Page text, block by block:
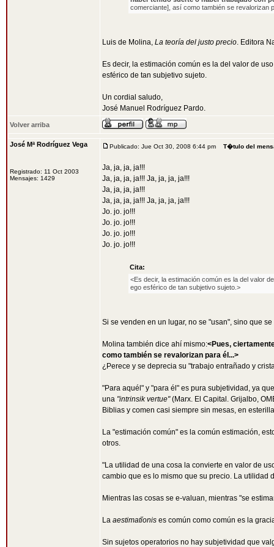
comerciante], así como también se revalorizan
Luis de Molina, La teoría del justo precio. Editora
Es decir, la estimación común es la del valor de
esférico de tan subjetivo sujeto.
Un cordial saludo,
José Manuel Rodríguez Pardo.
Volver arriba
José Mª Rodríguez Vega
Registrado: 11 Oct 2003
Mensajes: 1429
Publicado: Jue Oct 30, 2008 6:44 pm T�tulo del
Ja, ja, ja, ja!!!
Ja, ja, ja, ja!!! Ja, ja, ja, ja!!!
Ja, ja, ja, ja!!!
Ja, ja, ja, ja!!! Ja, ja, ja, ja!!!
Jo. jo. jo!!!
Jo. jo. jo!!!
Jo. jo. jo!!!
Jo. jo. jo!!!
Cita:
<Es decir, la estimación común es la del valor
ego esférico de tan subjetivo sujeto.>
Si se venden en un lugar, no se "usan", sino que
Molina también dice ahí mismo:<Pues,
como también se revalorizan para él...>
¿Perece y se deprecia su "trabajo entrañado y
"Para aquél" y "para él" es pura subjetividad, ya
una "intrinsik vertue"(Marx. El Capital. Grijalbo,
Biblias y comen casi siempre sin mesas, en
La "estimación común" es la común estimación,
otros.
"La utilidad de una cosa la convierte en valor de
cambio que es lo mismo que su precio. La utilidad
Mientras las cosas se e-valuan, mientras "se
La aestimatĭonis es común como común es la
Sin sujetos operatorios no hay subjetividad que